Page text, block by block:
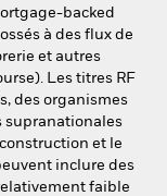
backed
à des flux de
et autres
Les titres RF
des organismes
supranationales
et le
inclure des
faible